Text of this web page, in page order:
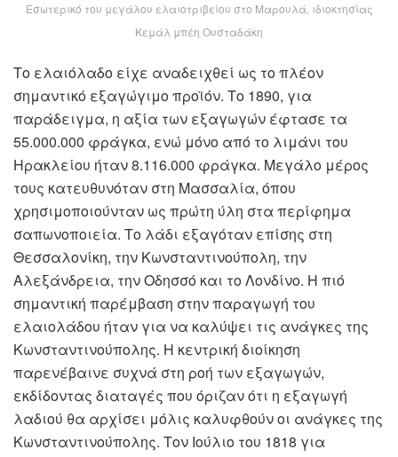
Εσωτερικό του μεγάλου ελαιοτριβείου στο Μαρουλά, ιδιοκτησίας
Κεμάλ μπέη Ουσταδάκη
Το ελαιόλαδο είχε αναδειχθεί ως το πλέον
σημαντικό εξαγώγιμο προϊόν. Το 1890, για
παράδειγμα, η αξία των εξαγωγών έφτασε τα
55.000.000 φράγκα, ενώ μόνο από το λιμάνι του
Ηρακλείου ήταν 8.116.000 φράγκα. Μεγάλο μέρος
τους κατευθυνόταν στη Μασσαλία, όπου
χρησιμοποιούνταν ως πρώτη ύλη στα περίφημα
σαπωνοποιεία. Το λάδι εξαγόταν επίσης στη
Θεσσαλονίκη, την Κωνσταντινούπολη, την
Αλεξάνδρεια, την Οδησσό και το Λονδίνο. Η πιό
σημαντική παρέμβαση στην παραγωγή του
ελαιολάδου ήταν για να καλύψει τις ανάγκες της
Κωνσταντινούπολης. Η κεντρική διοίκηση
παρενέβαινε συχνά στη ροή των εξαγωγών,
εκδίδοντας διαταγές που όριζαν ότι η εξαγωγή
λαδιού θα αρχίσει μόλις καλυφθούν οι ανάγκες της
Κωνσταντινούπολης. Τον Ιούλιο του 1818 για